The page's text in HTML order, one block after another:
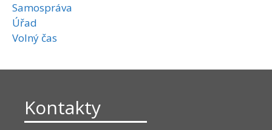
Samospráva
Úřad
Volný čas
Kontakty